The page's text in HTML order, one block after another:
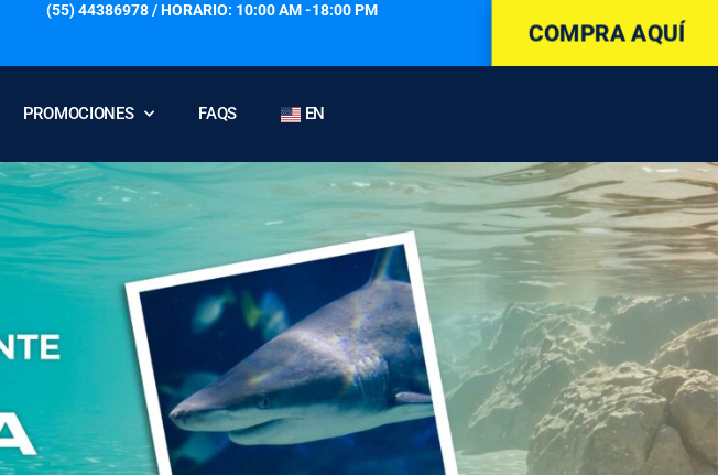
(55) 44386978 / HORARIO: 10:00 AM -18:00 PM
COMPRA AQUÍ
PROMOCIONES FAQS EN